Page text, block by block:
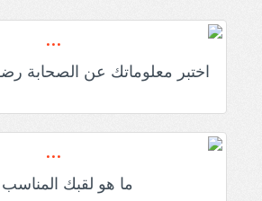
اختبر معلوماتك عن الصحابة
ما هو لقبك